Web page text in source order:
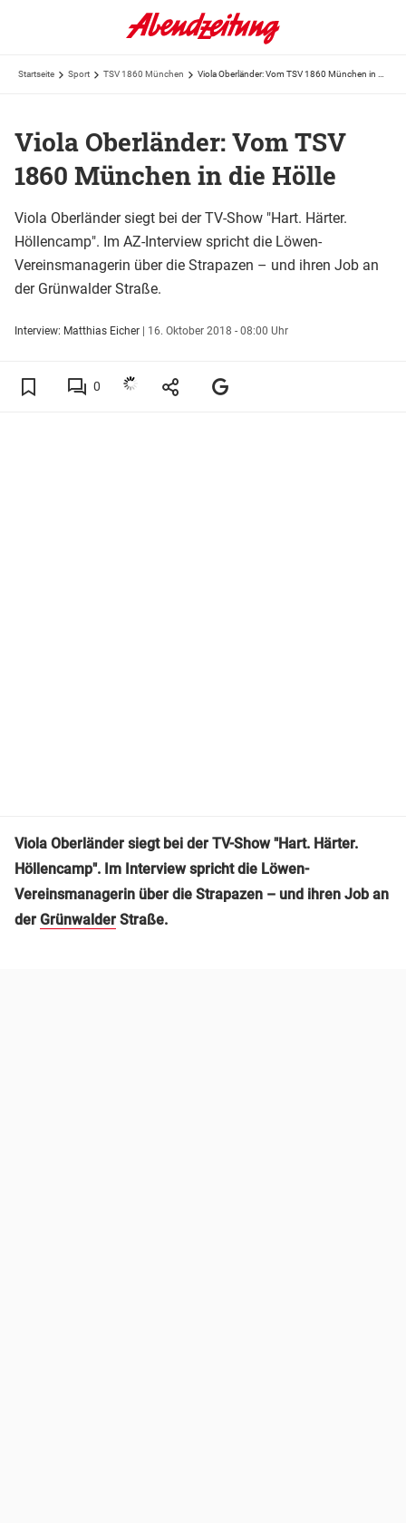
Startseite Sport TSV 1860 München
Viola Oberländer: Vom TSV
1860 München in die Hölle
Viola Oberländer siegt bei der TV-Show "Hart. Härter.
Höllencamp". Im AZ-Interview spricht die Löwen-
Vereinsmanagerin über die Strapazen – und ihren Job an
der Grünwalder Straße.
Interview: Matthias Eicher | 16. Oktober 2018 - 08:00 Uhr
0
Viola Oberländer siegt bei der TV-Show "Hart. Härter.
Höllencamp". Im Interview spricht die Löwen-
Vereinsmanagerin über die Strapazen – und ihren Job an
der Grünwalder Straße.